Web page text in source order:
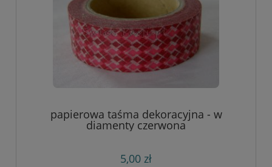
papierowa taśma dekoracyjna - w
diamenty czerwona
5,00 zł